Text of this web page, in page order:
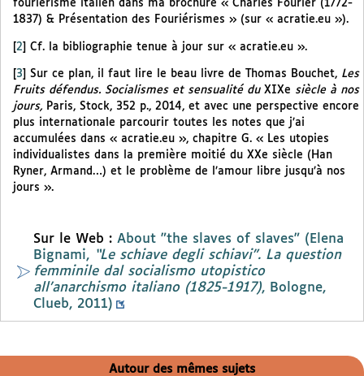
fouriérisme italien dans ma brochure « Charles Fourier (1772-
1837) & Présentation des Fouriérismes » (sur « acratie.eu »).
[2] Cf. la bibliographie tenue à jour sur « acratie.eu ».
3 Sur ce plan, il faut lire le beau livre de Thomas Bouchet, Les
Fruits défendus. Socialismes et sensualité du XIXe siècle à nos
jours, Paris, Stock, 352 p., 2014, et avec une perspective encore
plus internationale parcourir toutes les notes que j’ai
accumulées dans « acratie.eu », chapitre G. « Les utopies
individualistes dans la première moitié du XXe siècle (Han
Ryner, Armand…) et le problème de l’amour libre jusqu’à nos
jours ».
Sur le Web : About "the slaves of slaves" (Elena
Bignami, “Le schiave degli schiavi”. La question
femminile dal socialismo utopistico
all’anarchismo italiano (1825-1917), Bologne,
Clueb, 2011)
Autour des mêmes sujets